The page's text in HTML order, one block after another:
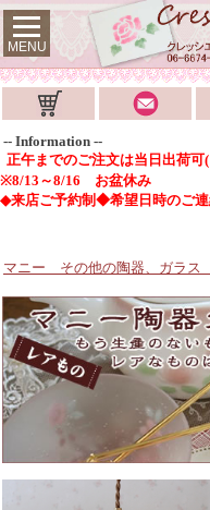
MENU
-- Information --
正午までのご注文は当日出荷可
※8/13～8/16 お盆休み
◆来店ご予約制◆希望日時のご連
マニー その他の陶器、ガラス